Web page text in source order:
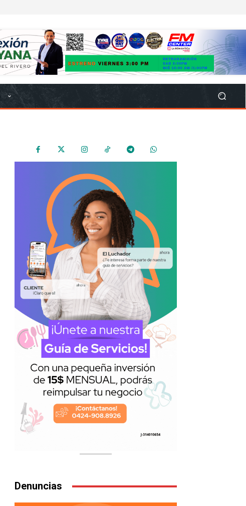
Denuncias